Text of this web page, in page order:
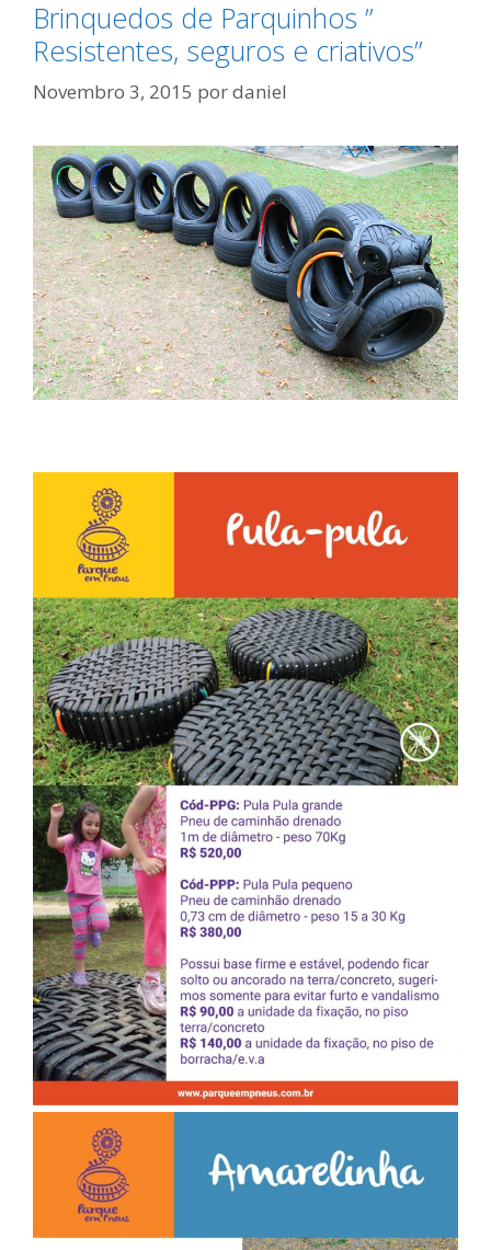
Brinquedos de Parquinhos ”
Resistentes, seguros e criativos”
Novembro 3, 2015 pordaniel